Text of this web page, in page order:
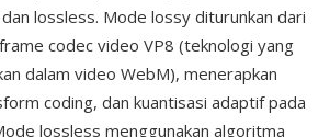
lossless. Mode lossy diturunkan dari
codec video VP8 (teknologi yang
dalam video WebM), menerapkan
coding, dan kuantisasi adaptif pada
lossless menggunakan algoritma